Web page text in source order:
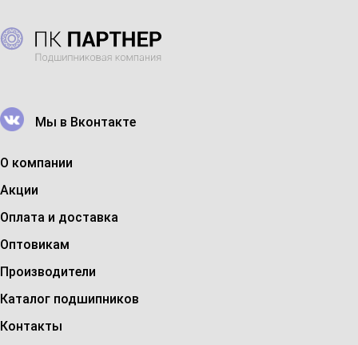
Хотите уточнить наличие товара:
Контактный телефон
Мы в Вконтакте
О компании
Акции
Оплата и доставка
Оптовикам
Производители
Каталог подшипников
Контакты